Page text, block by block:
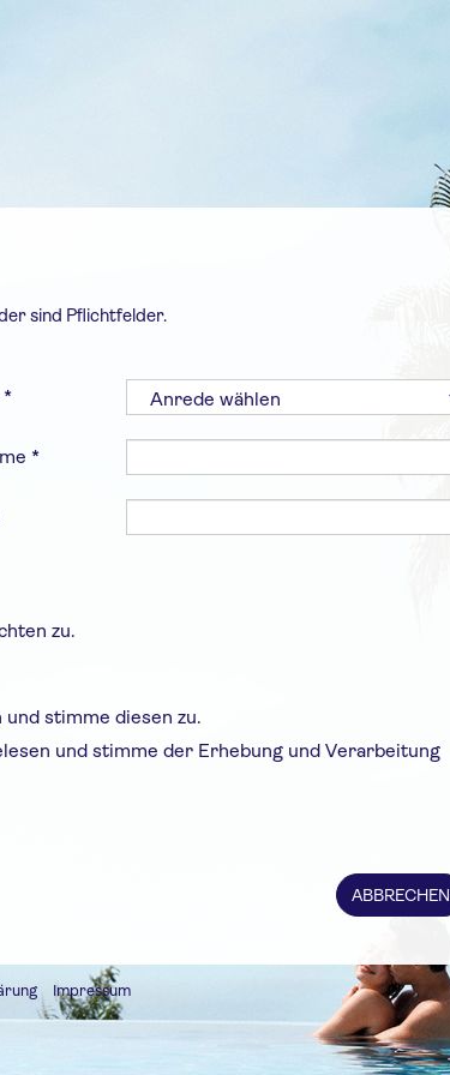
sind Pflichtfelder.
*
*
zu.
und stimme diesen zu.
und stimme der Erhebung und Verarbeitung
ABBRECHEN
Impressum